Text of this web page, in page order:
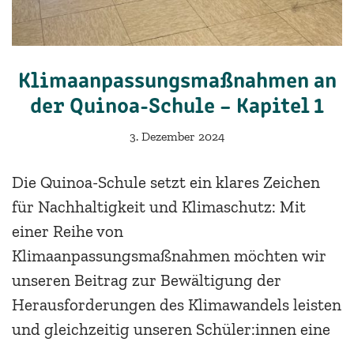
Klimaanpassungsmaßnahmen an
der Quinoa-Schule – Kapitel 1
3. Dezember 2024
Die Quinoa-Schule setzt ein klares Zeichen
für Nachhaltigkeit und Klimaschutz: Mit
einer Reihe von
Klimaanpassungsmaßnahmen möchten wir
unseren Beitrag zur Bewältigung der
Herausforderungen des Klimawandels leisten
und gleichzeitig unseren Schüler:innen eine